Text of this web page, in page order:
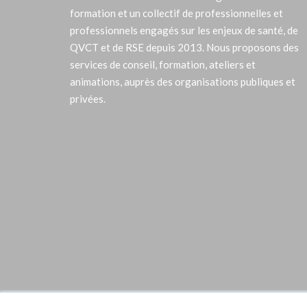
formation et un collectif de professionnelles et
professionnels engagés sur les enjeux de santé, de
QVCT et de RSE depuis 2013. Nous proposons des
services de conseil, formation, ateliers et
animations, auprès des organisations publiques et
privées.